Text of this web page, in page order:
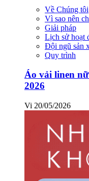
Về Chúng tôi
Vì sao nên
Giải pháp
Lịch sử hoạt
Đội ngũ sản
Quy trình
Áo vải linen
2026
Vi 20/05/2026